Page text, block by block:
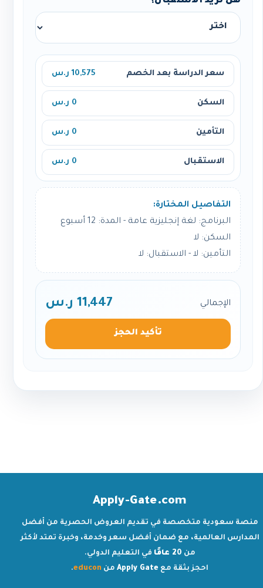
سعر الدراسة بعد الخصم 10,575 ر.س
السكن 0 ر.س
التأمين 0 ر.س
الاستقبال 0 ر.س
التفاصيل المختارة:
البرنامج: لغة إنجليزية عامة - المدة: 12 أسبوع
السكن: لا
التأمين: لا - الاستقبال: لا
الإجمالي 11,447 ر.س
تأكيد الحجز
Apply-Gate.com
منصة سعودية متخصصة في تقديم العروض الحصرية من أفضل
المدارس العالمية، مع ضمان أفضل سعر وخدمة، وخبرة تمتد لأكثر
من 20 عامًا
في التعليم الدولي.
احجز بثقة مع Apply Gate من educon
.